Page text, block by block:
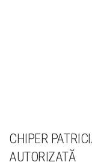
CHIPER
AUTORIZATĂ